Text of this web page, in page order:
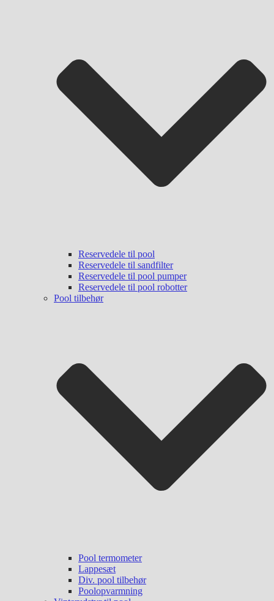
Reservedele til pool
Reservedele til sandfilter
Reservedele til pool pumper
Reservedele til pool robotter
Pool tilbehør
Pool termometer
Lappesæt
Div. pool tilbehør
Poolopvarmning